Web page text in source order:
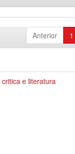
Anterior 1
e literatura